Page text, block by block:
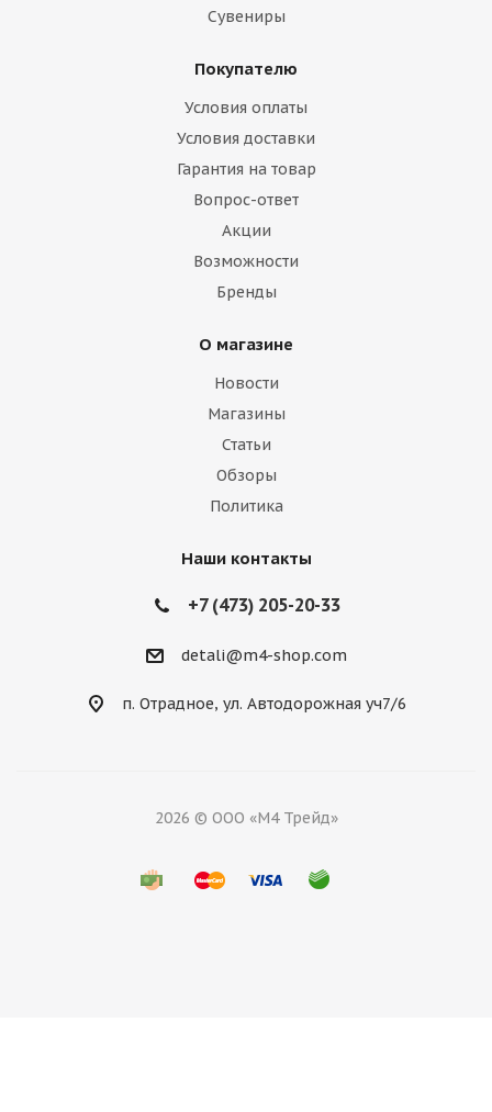
Сувениры
Покупателю
Условия оплаты
Условия доставки
Гарантия на товар
Вопрос-ответ
Акции
Возможности
Бренды
О магазине
Новости
Магазины
Статьи
Обзоры
Политика
Наши контакты
+7 (473) 205-20-33
detali@m4-shop.com
п. Отрадное, ул. Автодорожная уч7/6
2026 © ООО «М4 Трейд»